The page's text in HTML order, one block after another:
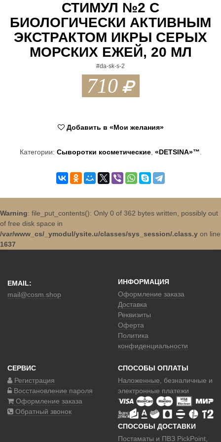
СТИМУЛ №2 С
БИОЛОГИЧЕСКИ АКТИВНЫМ
ЭКСТРАКТОМ ИКРЫ СЕРЫХ
МОРСКИХ ЕЖЕЙ, 20 МЛ
#da-sk-s-2
710
Добавить в «Мои желания»
Категории: Сыворотки косметические, «DETSINA»™
Warning: file_put_contents(): Only 0 of 362 bytes written, possibly out
of free disk space in
/var/www_cs/_ymodul/ysite.u/classes/sys_session/.class.y on line
1637
EMAIL:
mail@cosm.shop
ИНФОРМАЦИЯ
Оформление заказа
Доставка
Реквизиты
Оферта
Политика
конфиденциальности
СЕРВИС
Регистрация
Восстановление пароля
Оформление заказа
Обратный звонок
СПОСОБЫ ОПЛАТЫ
Наложенные , безналичные и
электронные платежи
СПОСОБЫ ДОСТАВКИ
Постаматы и ПВЗ PickPoint,